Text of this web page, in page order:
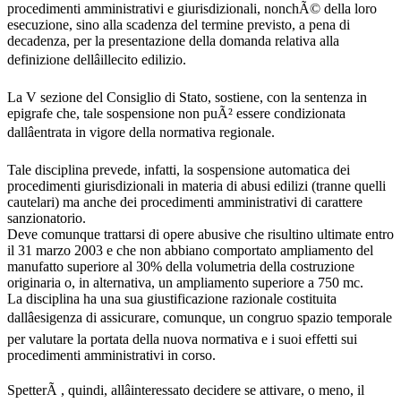
procedimenti amministrativi e giurisdizionali, nonchÃ© della loro
esecuzione, sino alla scadenza del termine previsto, a pena di
decadenza, per la presentazione della domanda relativa alla
definizione dellâillecito edilizio.
La V sezione del Consiglio di Stato, sostiene, con la sentenza in
epigrafe che, tale sospensione non puÃ² essere condizionata
dallâentrata in vigore della normativa regionale.
Tale disciplina prevede, infatti, la sospensione automatica dei
procedimenti giurisdizionali in materia di abusi edilizi (tranne quelli
cautelari) ma anche dei procedimenti amministrativi di carattere
sanzionatorio.
Deve comunque trattarsi di opere abusive che risultino ultimate entro
il 31 marzo 2003 e che non abbiano comportato ampliamento del
manufatto superiore al 30% della volumetria della costruzione
originaria o, in alternativa, un ampliamento superiore a 750 mc.
La disciplina ha una sua giustificazione razionale costituita
dallâesigenza di assicurare, comunque, un congruo spazio temporale
per valutare la portata della nuova normativa e i suoi effetti sui
procedimenti amministrativi in corso.
SpetterÃ , quindi, allâinteressato decidere se attivare, o meno, il